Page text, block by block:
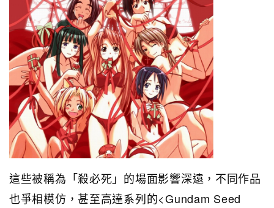
這些被稱為「殺必死」的場面影響深遠，不同作品
也爭相模仿，甚至高達系列的<Gundam Seed